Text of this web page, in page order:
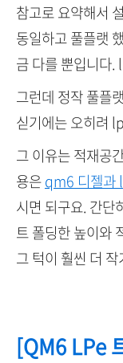
참고로 요약해서
동일하고 풀플랫
금 다를 뿐입니다.
그런데 정작 풀플
싣기에는 오히려
그 이유는 적재공
용은qm6 디젤과
시면 되구요. 간단
트 폴딩한 높이와
그 턱이 훨씬 더
[QM6 LPe